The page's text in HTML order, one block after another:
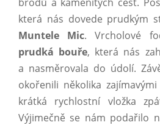
která nás dovede prudkým
Muntele Mic. Vrcholové
prudká bouře, která nás
a nasměrovala do údolí.
okořenili několika zajímavými
krátká rychlostní vložka
Výjimečně se nám podařilo